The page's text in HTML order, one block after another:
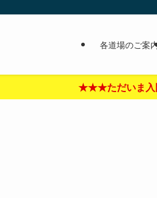
各道場のご案
★★★ただいま入門キャンペーン